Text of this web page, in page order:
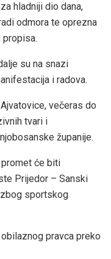
hladniji dio dana,
odmora te oprezna
propisa.
su na snazi
i radova.
večeras do
tvari i
županije.
promet će biti
Prijedor – Sanski
sportskog
pravca preko